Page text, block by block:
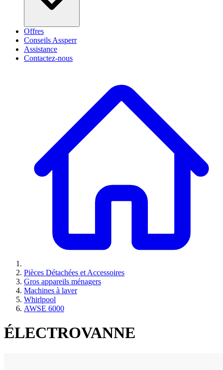
Offres
Conseils Assperr
Assistance
Contactez-nous
Pièces Détachées et Accessoires
Gros appareils ménagers
Machines à laver
Whirlpool
AWSE 6000
ÉLECTROVANNE